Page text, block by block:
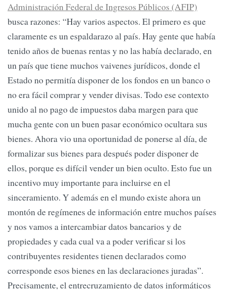
Administración Federal de Ingresos Públicos (AFIP)
busca razones: “Hay varios aspectos. El primero es que
claramente es un espaldarazo al país. Hay gente que había
tenido años de buenas rentas y no las había declarado, en
un país que tiene muchos vaivenes jurídicos, donde el
Estado no permitía disponer de los fondos en un banco o
no era fácil comprar y vender divisas. Todo ese contexto
unido al no pago de impuestos daba margen para que
mucha gente con un buen pasar económico ocultara sus
bienes. Ahora vio una oportunidad de ponerse al día, de
formalizar sus bienes para después poder disponer de
ellos, porque es difícil vender un bien oculto. Esto fue un
incentivo muy importante para incluirse en el
sinceramiento. Y además en el mundo existe ahora un
montón de regímenes de información entre muchos países
y nos vamos a intercambiar datos bancarios y de
propiedades y cada cual va a poder verificar si los
contribuyentes residentes tienen declarados como
corresponde esos bienes en las declaraciones juradas”.
Precisamente, el entrecruzamiento de datos informáticos